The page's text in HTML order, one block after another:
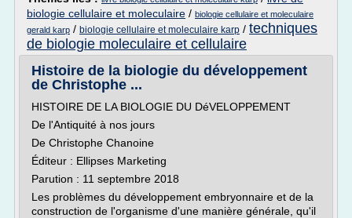
biologie cellulaire et moleculaire / biologie cellulaire et moleculaire
gerald karp / biologie cellulaire et moleculaire karp / techniques
de biologie moleculaire et cellulaire
Histoire de la biologie du développement
de Christophe ...
HISTOIRE DE LA BIOLOGIE DU DéVELOPPEMENT
De l'Antiquité à nos jours
De Christophe Chanoine
Éditeur : Ellipses Marketing
Parution : 11 septembre 2018
Les problèmes du développement embryonnaire et de la
construction de l'organisme d'une manière générale, qu'il